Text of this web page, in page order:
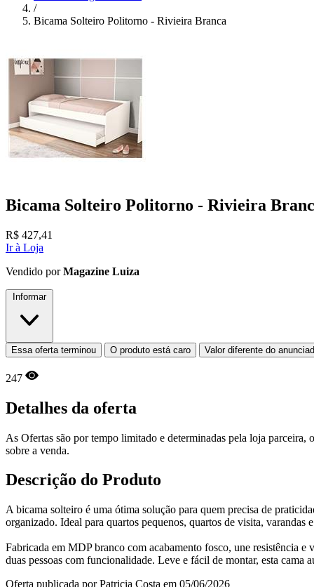
/
Bicama Solteiro Politorno - Rivieira Branca
Bicama Solteiro Politorno - Rivieira
R$ 427,41
Ir à Loja
Vendido porMagazine Luiza
Informar
Essa oferta terminou O produto está caro Valor diferente do
247
Detalhes da oferta
As Ofertas são por tempo limitado e determinadas pela loja
sobre a venda.
Descrição do Produto
A bicama solteiro é uma ótima solução para quem precisa de
organizado. Ideal para quartos pequenos, quartos de visita, varandas
Fabricada em MDP branco com acabamento fosco, une resistência
duas pessoas com funcionalidade. Leve e fácil de montar, esta
Oferta publicada por Patricia Costa em 05/06/2026